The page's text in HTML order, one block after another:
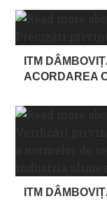
ITM
ACORDAREA
ITM